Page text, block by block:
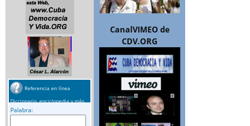
Referencia en línea
Diccionario, enciclopedia y más
Palabra:
CanalVIMEO de
CDV.ORG